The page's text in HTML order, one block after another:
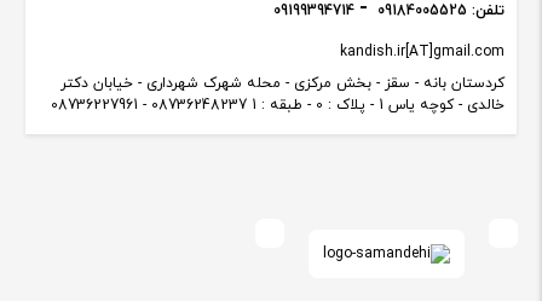
کردستان بانه - سقز - بخش مرکزی - محله شهرک شهرداری - خیابان دکتر
خالدی - کوچه یاس 1 - پلاک : 0 - طبقه : 1 08736248237 - 08736227961
kandish.ir[AT]gmail.com
تلفن: 09184005525
09199394714